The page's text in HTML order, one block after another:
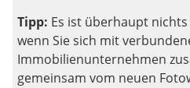
Tipp: Es ist überhaupt
wenn Sie sich mit
Immobilienunternehmen
gemeinsam vom neuen